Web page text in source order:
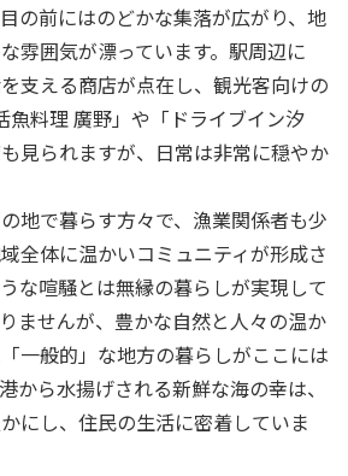
の前にはのどかな集落が広がり、地
雰囲気が漂っています。駅周辺に
支える商店が点在し、観光客向けの
魚料理 廣野」や「ドライブイン汐
見られますが、日常は非常に穏やか
地で暮らす方々で、漁業関係者も少
全体に温かいコミュニティが形成さ
な喧騒とは無縁の暮らしが実現して
ませんが、豊かな自然と人々の温か
一般的」な地方の暮らしがここには
から水揚げされる新鮮な海の幸は、
にし、住民の生活に密着していま